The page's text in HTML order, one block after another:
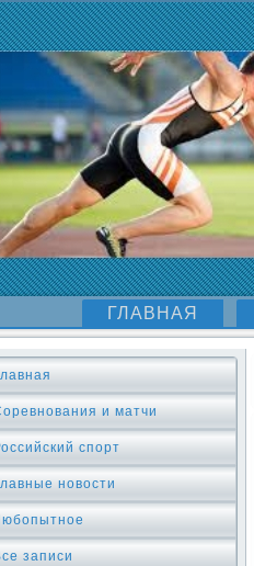
ГЛАВНАЯ
и матчи
спорт
новости
записи